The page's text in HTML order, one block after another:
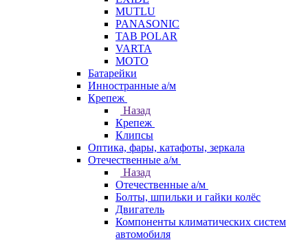
MUTLU
PANASONIC
TAB POLAR
VARTA
МОТО
Батарейки
Инностранные а/м
Крепеж
Назад
Крепеж
Клипсы
Оптика, фары, катафоты, зеркала
Отечественные а/м
Назад
Отечественные а/м
Болты, шпильки и гайки колёс
Двигатель
Компоненты климатических систем
автомобиля